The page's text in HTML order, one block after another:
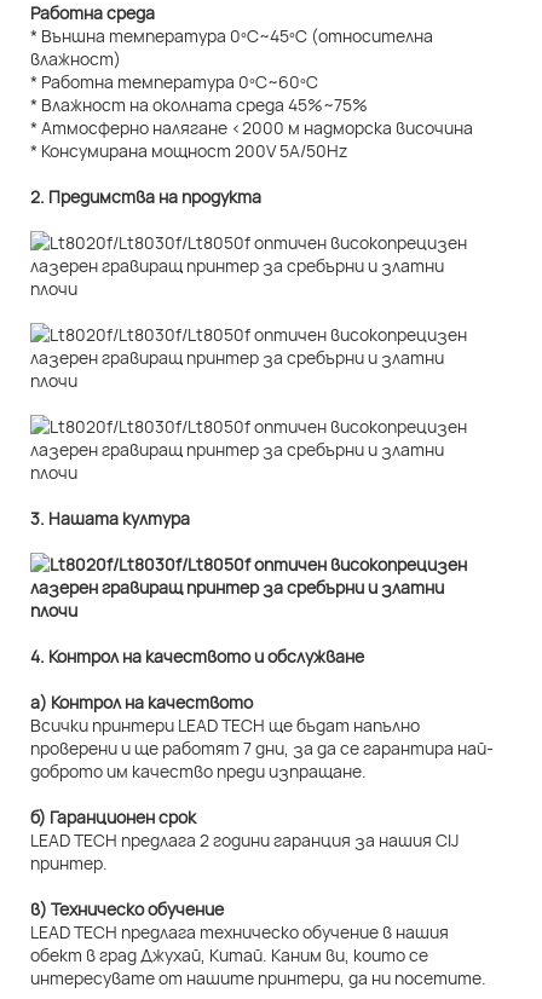
Работна среда
* Външна температура 0ºC~45ºC (относителна
влажност)
* Работна температура 0ºC~60ºC
* Влажност на околната среда 45%~75%
* Атмосферно налягане <2000 м надморска височина
* Консумирана мощност 200V 5A/50Hz
2. Предимства на продукта
3. Нашата култура
4. Контрол на качеството и обслужване
а) Контрол на качеството
Всички принтери LEAD TECH ще бъдат напълно
проверени и ще работят 7 дни, за да се гарантира най-
доброто им качество преди изпращане.
б) Гаранционен срок
LEAD TECH предлага 2 години гаранция за нашия CIJ
принтер.
в) Техническо обучение
LEAD TECH предлага техническо обучение в нашия
обект в град Джухай, Китай. Каним ви, които се
интересувате от нашите принтери, да ни посетите.